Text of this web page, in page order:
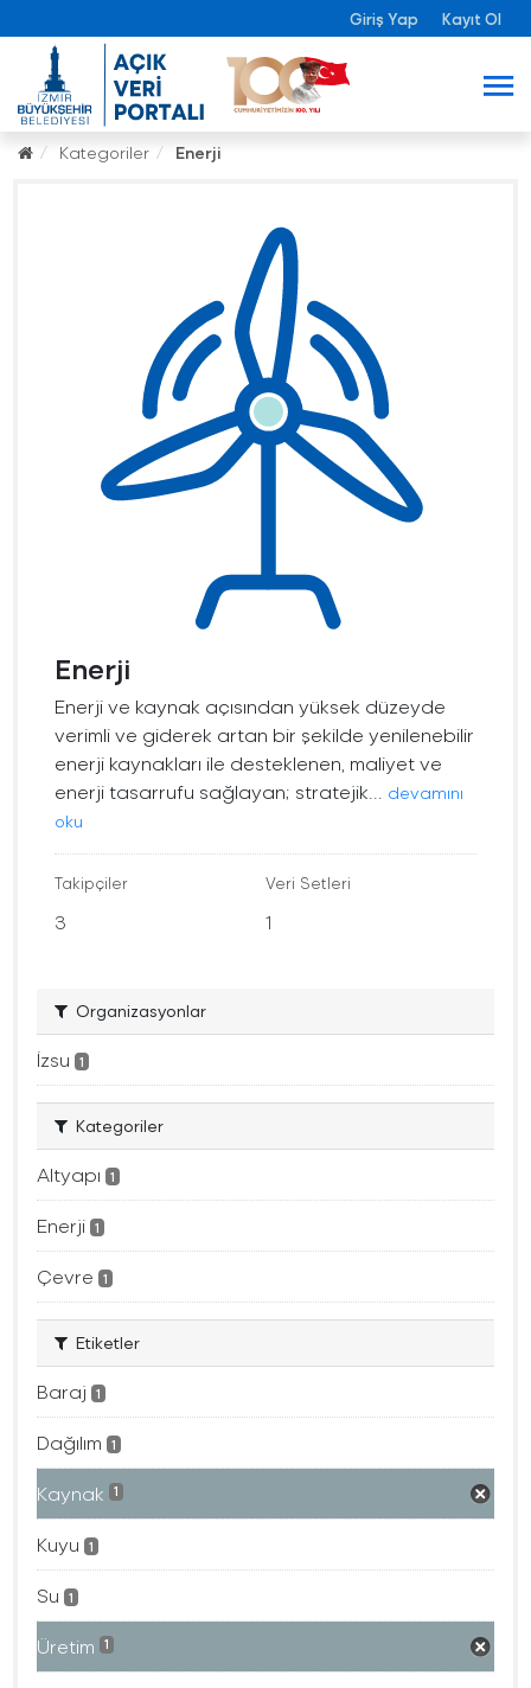
Giriş Yap Kayıt Ol
Kategoriler Enerji
Enerji
Enerji ve kaynak açısından yüksek düzeyde
verimli ve giderek artan bir şekilde yenilenebilir
enerji kaynakları ile desteklenen, maliyet ve
enerji tasarrufu sağlayan; stratejik...
devamını
oku
Takipçiler
3
Veri Setleri
1
Organizasyonlar
İzsu 1
Kategoriler
Altyapı 1
Enerji 1
Çevre 1
Etiketler
Baraj 1
Dağılım 1
Kaynak 1
Kuyu 1
Su 1
Üretim 1